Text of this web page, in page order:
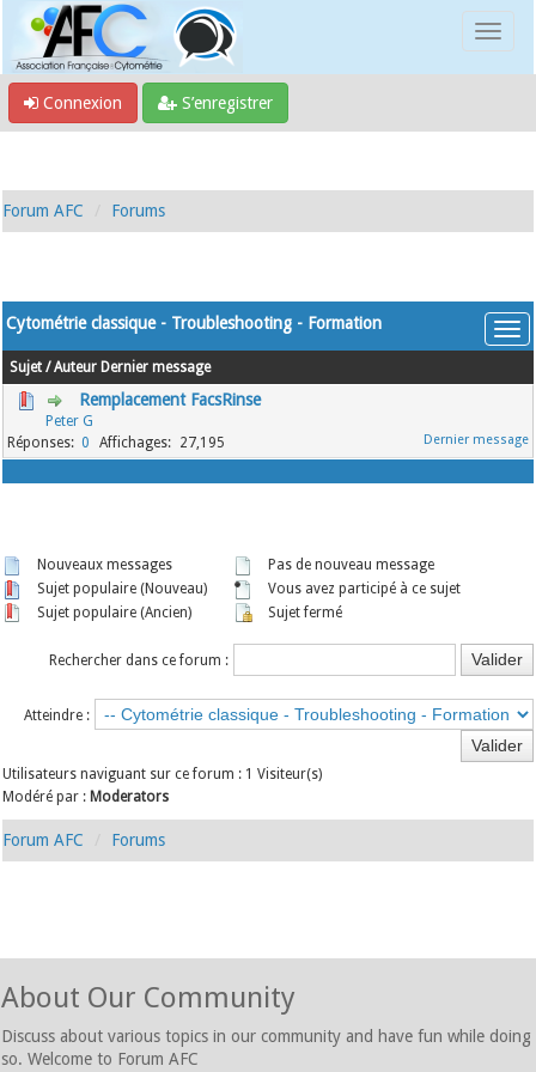
Connexion S’enregistrer
Forum AFC Forums
Cytométrie classique - Troubleshooting - Formation
Sujet /Auteur Dernier message
Remplacement FacsRinse
Peter G
0
27,195
Nouveaux messages
Sujet populaire (Nouveau)
Sujet populaire (Ancien)
Pas de nouveau message
Vous avez participé à ce sujet
Sujet fermé
Rechercher dans ce forum :
Atteindre :
Utilisateurs naviguant sur ce forum : 1 Visiteur(s)
Modéré par : Moderators
Forum AFC Forums
About Our Community
Discuss about various topics in our community and have fun while doing
so. Welcome to Forum AFC